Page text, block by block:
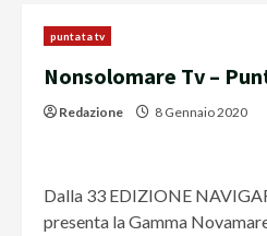
puntata tv
Nonsolomare Tv –
Redazione 8 Gennaio 2020
Dalla 33 EDIZIONE
presenta la Gamma